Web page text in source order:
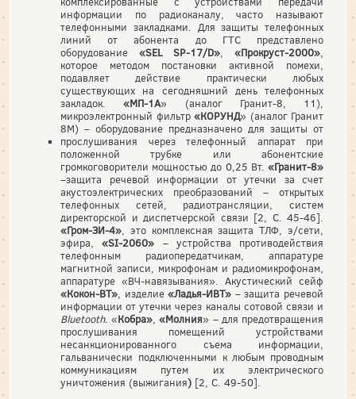
информации по радиоканалу, часто называют
телефонными закладками. Для защиты телефонных
линий от абонента до ГТС представлено
оборудование «SEL SP-17/D», «Прокруст-2000»,
которое методом постановки активной помехи,
подавляет действие практически любых
существующих на сегодняшний день телефонных
закладок.«МП-1А» (аналог Гранит-8, 11),
микроэлектронный фильтр «КОРУНД» (аналог Гранит
8М) – оборудование предназначено для защиты от
прослушивания через телефонный аппарат при
положенной трубке или абонентские
громкоговорители мощностью до 0,25 Вт. «Гранит-8»
–защита речевой информации от утечки за счет
акустоэлектрических преобразований – открытых
телефонных сетей, радиотрансляции, систем
директорской и диспетчерской связи [2, С. 45-46].
«Гром-ЗИ-4», это комплексная защита ТЛФ, э/сети,
эфира, «SI-2060» – устройства противодействия
телефонным радиопередатчикам, аппаратуре
магнитной записи, микрофонам и радиомикрофонам,
аппаратуре «ВЧ-навязывания». Акустический сейф
«Кокон-ВТ», изделие«Ладья-ИВТ» – защита речевой
информации от утечки через каналы сотовой связи и
Bluetooth. «Кобра», «Молния» – для предотвращения
прослушивания помещений устройствами
несанкционированного съема информации,
гальванически подключенными к любым проводным
коммуникациям путем их электрического
уничтожения (выжигания) [2, С. 49-50].